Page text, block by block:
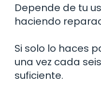
Depende de tu
haciendo
Si solo lo haces
una vez cada
suficiente.